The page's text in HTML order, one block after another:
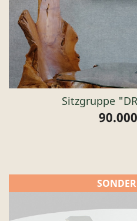
Sitzgruppe
Preis